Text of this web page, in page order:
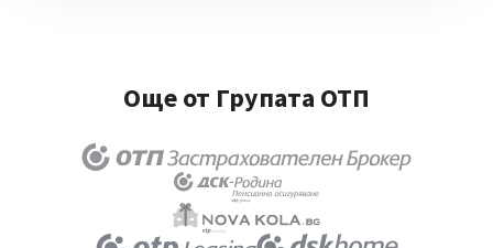
Още от Групата ОТП